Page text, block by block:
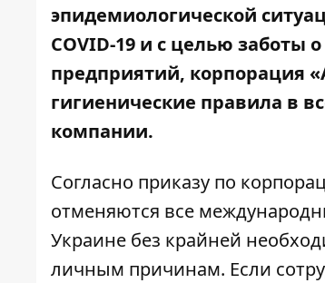
эпидемиологической
COVID-19 и с целью заботы
предприятий, корпорация
гигиенические правила в
компании.
Согласно приказу по
отменяются все
Украине без крайней
личным причинам. Если